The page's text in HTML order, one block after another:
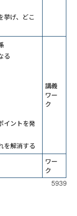
挙げ、どこ
る
イントを発
を解消する
講義
ワー
ク
ワー
ク
5939